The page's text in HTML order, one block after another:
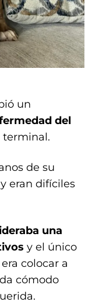
un
del
terminal.
de su
eran difíciles
una
y el único
colocar a
cómodo